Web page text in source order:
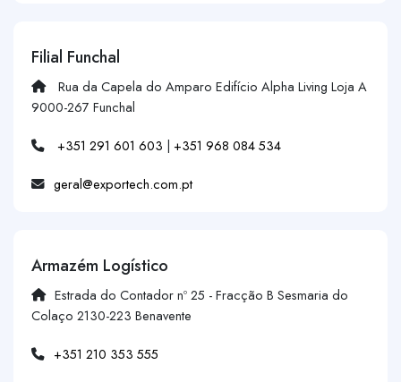
Filial Funchal
Rua da Capela do Amparo Edifício Alpha Living Loja A
9000-267 Funchal
+351 291 601 603 | +351 968 084 534
geral@exportech.com.pt
Armazém Logístico
Estrada do Contador nº 25 - Fracção B Sesmaria do
Colaço 2130-223 Benavente
+351 210 353 555